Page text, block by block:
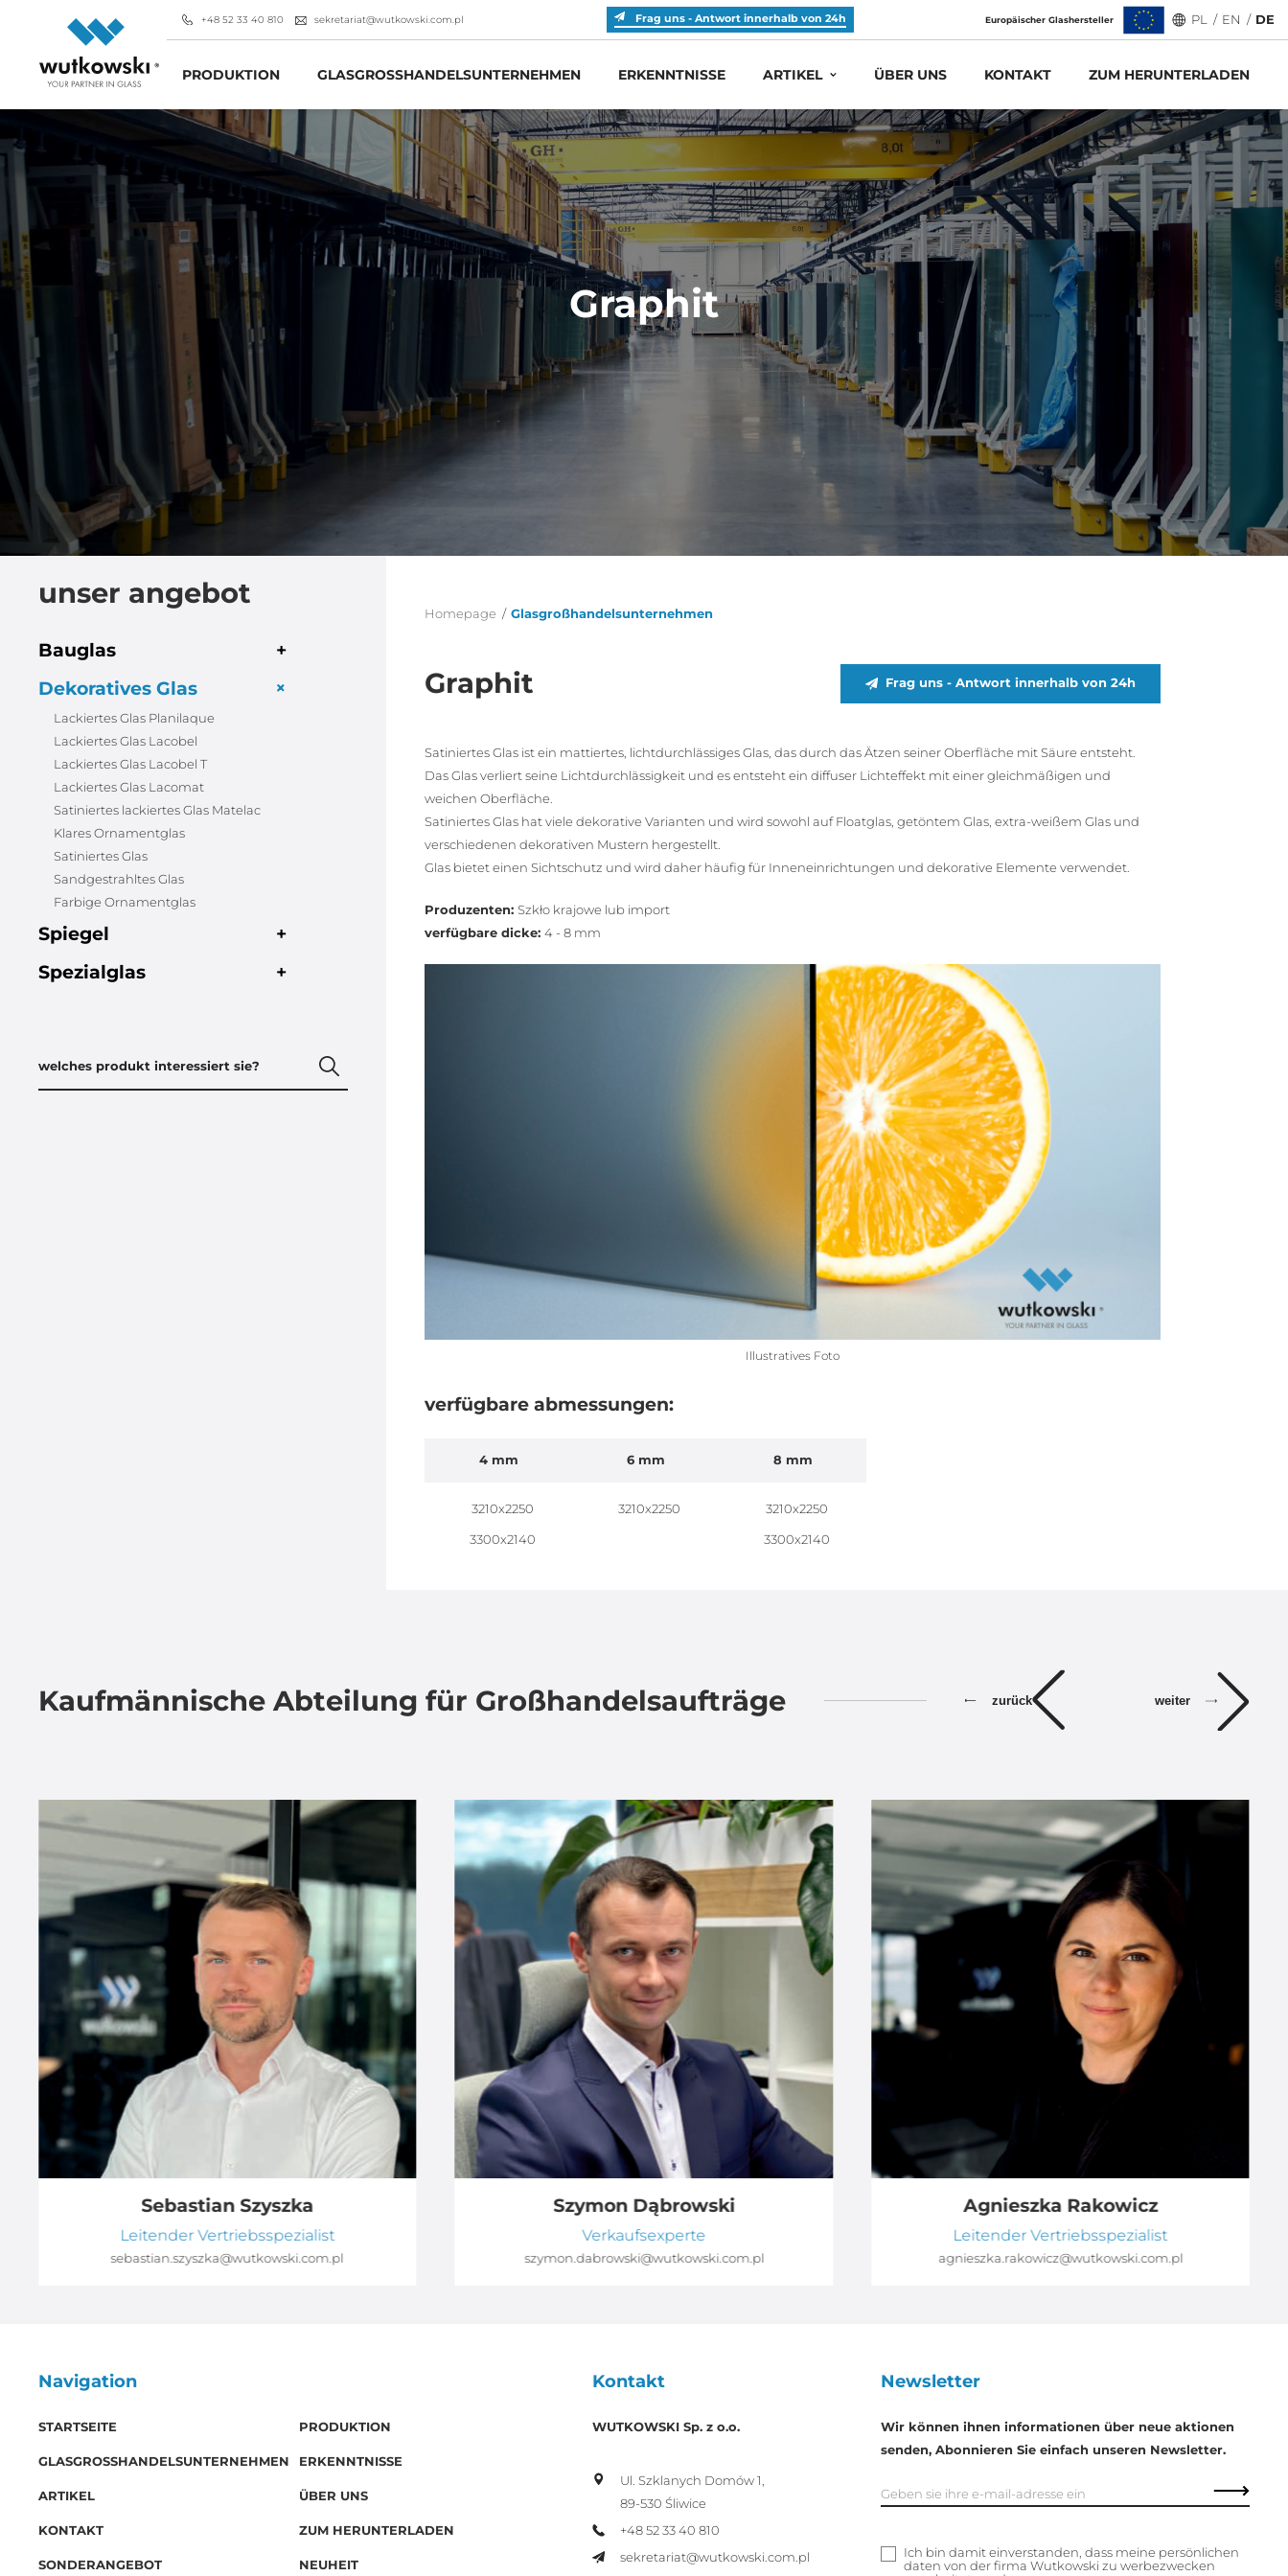
+48 52 33 40 810 sekretariat@wutkowski.com.pl Frag uns - Antwort innerhalb von 24h Europäischer Glashersteller PL / EN / DE
PRODUKTION GLASGROSSHANDELSUNTERNEHMEN ERKENNTNISSE ARTIKEL ÜBER UNS KONTAKT ZUM HERUNTERLADEN
Graphit
unser angebot
Bauglas
+
Dekoratives Glas
+
Lackiertes Glas Planilaque
Lackiertes Glas Lacobel
Lackiertes Glas Lacobel T
Lackiertes Glas Lacomat
Satiniertes lackiertes Glas Matelac
Klares Ornamentglas
Satiniertes Glas
Sandgestrahltes Glas
Farbige Ornamentglas
Spiegel
+
Spezialglas
+
Homepage / Glasgroßhandelsunternehmen
Graphit Frag uns - Antwort innerhalb von 24h
Satiniertes Glas ist ein mattiertes, lichtdurchlässiges Glas, das durch das Ätzen seiner Oberfläche mit Säure entsteht.
Das Glas verliert seine Lichtdurchlässigkeit und es entsteht ein diffuser Lichteffekt mit einer gleichmäßigen und
weichen Oberfläche.
Satiniertes Glas hat viele dekorative Varianten und wird sowohl auf Floatglas, getöntem Glas, extra-weißem Glas und
verschiedenen dekorativen Mustern hergestellt.
Glas bietet einen Sichtschutz und wird daher häufig für Inneneinrichtungen und dekorative Elemente verwendet.
Produzenten:Szkło krajowe lub import
verfügbare dicke:4 - 8 mm
Illustratives Foto
verfügbare abmessungen:
4 mm
3210x2250
3300x2140
6 mm
3210x2250
8 mm
3210x2250
3300x2140
Kaufmännische Abteilung für Großhandelsaufträge zurück weiter
Sebastian Szyszka
Leitender Vertriebsspezialist
sebastian.szyszka@wutkowski.com.pl
Szymon Dąbrowski
Verkaufsexperte
szymon.dabrowski@wutkowski.com.pl
Agnieszka Rakowicz
Leitender Vertriebsspezialist
agnieszka.rakowicz@wutkowski.com.pl
Navigation
STARTSEITE PRODUKTION
GLASGROSSHANDELSUNTERNEHMEN ERKENNTNISSE
ARTIKEL ÜBER UNS
KONTAKT ZUM HERUNTERLADEN
SONDERANGEBOT NEUHEIT
Kontakt
WUTKOWSKI Sp. z o.o.
Ul. Szklanych Domów 1,
89-530 Śliwice
+48 52 33 40 810
sekretariat@wutkowski.com.pl
Newsletter
Wir können ihnen informationen über neue aktionen
senden, Abonnieren Sie einfach unseren Newsletter.
Ich bin damit einverstanden, dass meine persönlichen
daten von der firma Wutkowski zu werbezwecken